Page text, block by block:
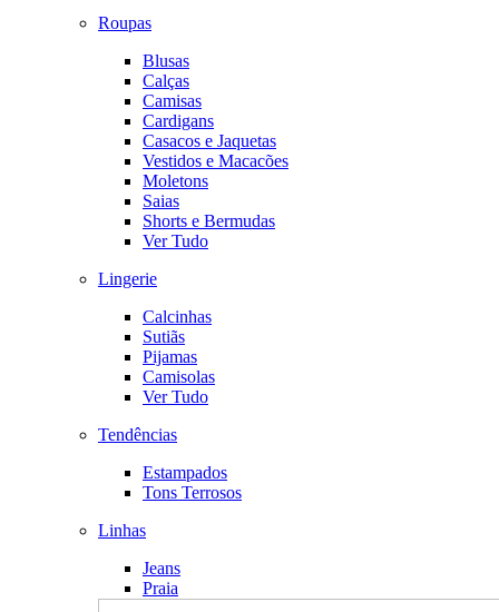
Roupas
Blusas
Calças
Camisas
Cardigans
Casacos e Jaquetas
Vestidos e Macacões
Moletons
Saias
Shorts e Bermudas
Ver Tudo
Lingerie
Calcinhas
Sutiãs
Pijamas
Camisolas
Ver Tudo
Tendências
Estampados
Tons Terrosos
Linhas
Jeans
Praia